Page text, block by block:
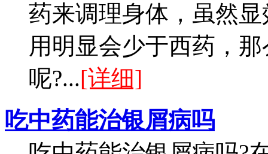
药来调理身体，虽然
用明显会少于西药，
呢?...[详细]
吃中药能治银屑病吗